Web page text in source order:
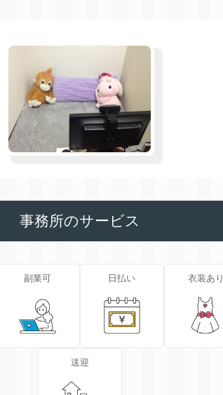
事務所のサービス
副業可 日払い 衣装あり
送迎